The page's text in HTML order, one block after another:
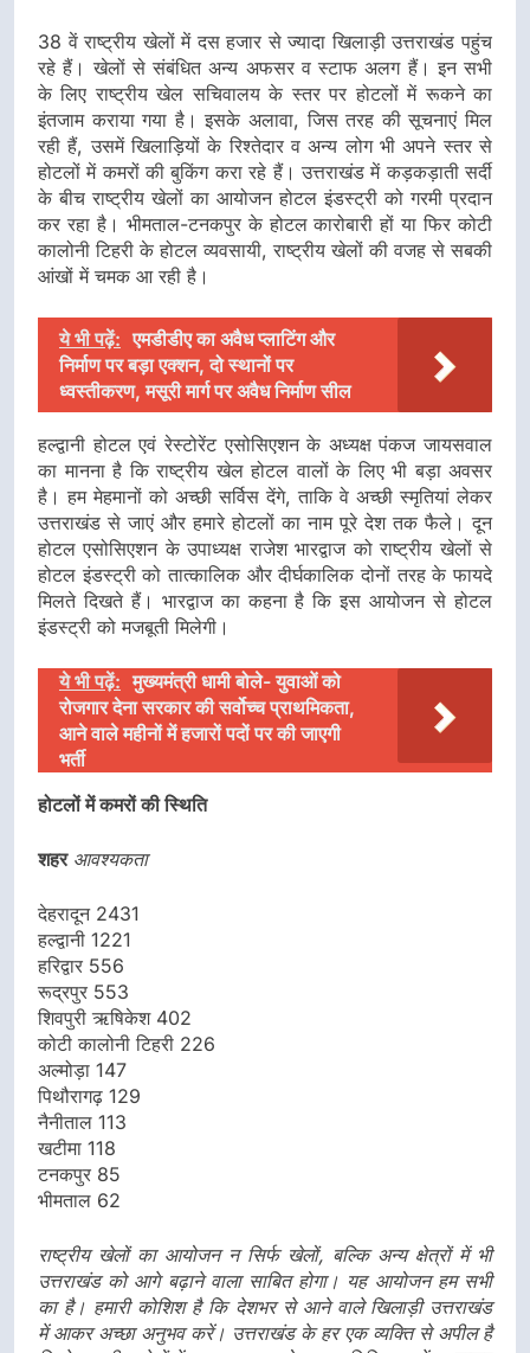
38 वें राष्ट्रीय खेलों में दस हजार से ज्यादा खिलाड़ी उत्तराखंड पहुंच
रहे हैं। खेलों से संबंधित अन्य अफसर व स्टाफ अलग हैं। इन सभी
के लिए राष्ट्रीय खेल सचिवालय के स्तर पर होटलों में रूकने का
इंतजाम कराया गया है। इसके अलावा, जिस तरह की सूचनाएं मिल
रही हैं, उसमें खिलाड़ियों के रिश्तेदार व अन्य लोग भी अपने स्तर से
होटलों में कमरों की बुकिंग करा रहे हैं। उत्तराखंड में कड़कड़ाती सर्दी
के बीच राष्ट्रीय खेलों का आयोजन होटल इंडस्ट्री को गरमी प्रदान
कर रहा है। भीमताल-टनकपुर के होटल कारोबारी हों या फिर कोटी
कालोनी टिहरी के होटल व्यवसायी, राष्ट्रीय खेलों की वजह से सबकी
आंखों में चमक आ रही है।
ये भी पढ़ें: एमडीडीए का अवैध प्लाटिंग और
निर्माण पर बड़ा एक्शन, दो स्थानों पर
ध्वस्तीकरण, मसूरी मार्ग पर अवैध निर्माण सील
हल्द्वानी होटल एवं रेस्टोरेंट एसोसिएशन के अध्यक्ष पंकज जायसवाल
का मानना है कि राष्ट्रीय खेल होटल वालों के लिए भी बड़ा अवसर
है। हम मेहमानों को अच्छी सर्विस देंगे, ताकि वे अच्छी स्मृतियां लेकर
उत्तराखंड से जाएं और हमारे होटलों का नाम पूरे देश तक फैले। दून
होटल एसोसिएशन के उपाध्यक्ष राजेश भारद्वाज को राष्ट्रीय खेलों से
होटल इंडस्ट्री को तात्कालिक और दीर्घकालिक दोनों तरह के फायदे
मिलते दिखते हैं। भारद्वाज का कहना है कि इस आयोजन से होटल
इंडस्ट्री को मजबूती मिलेगी।
ये भी पढ़ें: मुख्यमंत्री धामी बोले- युवाओं को
रोजगार देना सरकार की सर्वोच्च प्राथमिकता,
आने वाले महीनों में हजारों पदों पर की जाएगी
भर्ती
होटलों में कमरों की स्थिति
शहर आवश्यकता
देहरादून 2431
हल्द्वानी 1221
हरिद्वार 556
रूद्रपुर 553
शिवपुरी ऋषिकेश 402
कोटी कालोनी टिहरी 226
अल्मोड़ा 147
पिथौरागढ़ 129
नैनीताल 113
खटीमा 118
टनकपुर 85
भीमताल 62
राष्ट्रीय खेलों का आयोजन न सिर्फ खेलों, बल्कि अन्य क्षेत्रों में भी
उत्तराखंड को आगे बढ़ाने वाला साबित होगा। यह आयोजन हम सभी
का है। हमारी कोशिश है कि देशभर से आने वाले खिलाड़ी उत्तराखंड
में आकर अच्छा अनुभव करें। उत्तराखंड के हर एक व्यक्ति से अपील है